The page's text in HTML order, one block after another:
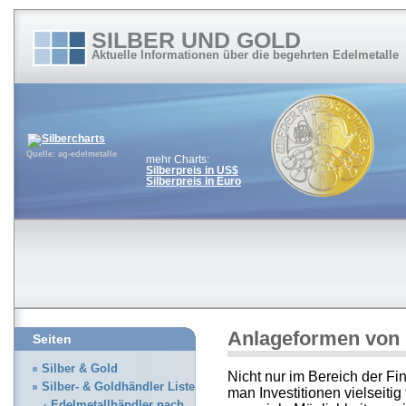
SILBER UND GOLD
Aktuelle Informationen über die begehrten Edelmetalle
Quelle: ag-edelmetalle
mehr Charts:
Silberpreis in US$
Silberpreis in Euro
Anlageformen von
Nicht nur im Bereich der
man Investitionen
Seiten
Silber & Gold
Silber- & Goldhändler Liste